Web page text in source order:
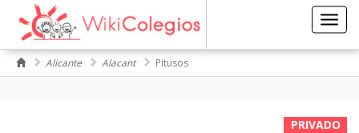
Alicante Alacant Pitusos
PRIVADO